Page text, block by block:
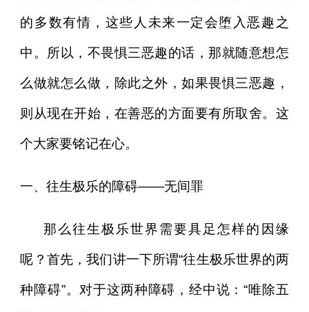
的多数有情，这些人未来一定会堕入恶趣之
中。所以，不畏惧三恶趣的话，那就随意想怎
么做就怎么做，除此之外，如果畏惧三恶趣，
则从现在开始，在善恶的方面要有所取舍。这
个大家要铭记在心。
一、往生极乐的障碍——无间罪
那么往生极乐世界需要具足怎样的因缘
呢？首先，我们讲一下所谓“往生极乐世界的两
种障碍”。对于这两种障碍，经中说：“唯除五